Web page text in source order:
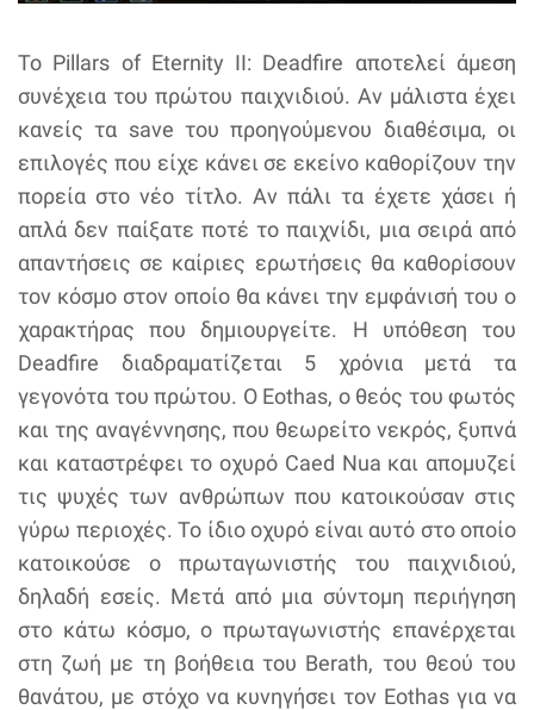
Το Pillars of Eternity II: Deadfire αποτελεί άμεση
συνέχεια του πρώτου παιχνιδιού. Αν μάλιστα έχει
κανείς τα save του προηγούμενου διαθέσιμα, οι
επιλογές που είχε κάνει σε εκείνο καθορίζουν την
πορεία στο νέο τίτλο. Αν πάλι τα έχετε χάσει ή
απλά δεν παίξατε ποτέ το παιχνίδι, μια σειρά από
απαντήσεις σε καίριες ερωτήσεις θα καθορίσουν
τον κόσμο στον οποίο θα κάνει την εμφάνισή του ο
χαρακτήρας που δημιουργείτε. Η υπόθεση του
Deadfire διαδραματίζεται 5 χρόνια μετά τα
γεγονότα του πρώτου. Ο Eothas, ο θεός του φωτός
και της αναγέννησης, που θεωρείτο νεκρός, ξυπνά
και καταστρέφει το οχυρό Caed Nua και απομυζεί
τις ψυχές των ανθρώπων που κατοικούσαν στις
γύρω περιοχές. Το ίδιο οχυρό είναι αυτό στο οποίο
κατοικούσε ο πρωταγωνιστής του παιχνιδιού,
δηλαδή εσείς. Μετά από μια σύντομη περιήγηση
στο κάτω κόσμο, ο πρωταγωνιστής επανέρχεται
στη ζωή με τη βοήθεια του Berath, του θεού του
θανάτου, με στόχο να κυνηγήσει τον Eothas για να